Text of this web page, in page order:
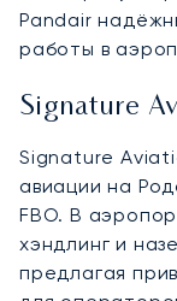
Pandair
работы в
Signature
Signature
авиации на
FBO. В
хэндлинг и
предлагая